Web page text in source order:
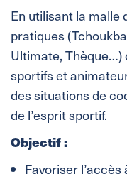
En utilisant la malle
pratiques
Ultimate, Thèque…)
sportifs et
des situations de
de l’esprit sportif.
Objectif :
Favoriser